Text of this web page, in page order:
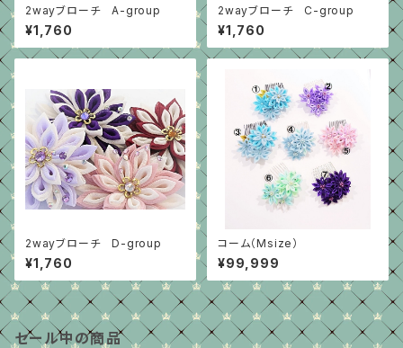
2wayブローチ A-group
¥1,760
2wayブローチ C-group
¥1,760
2wayブローチ D-group
¥1,760
コーム（Msize）
¥99,999
セール中の商品